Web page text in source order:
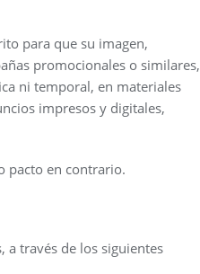
para que su imagen,
promocionales o similares,
ni temporal, en materiales
impresos y digitales,
pacto en contrario.
a través de los siguientes